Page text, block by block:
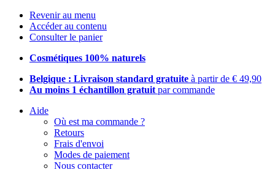
Revenir au menu
Accéder au contenu
Consulter le panier
Cosmétiques 100% naturels
Belgique : Livraison standard gratuite à partir de € 49,90
Au moins 1 échantillon gratuit par commande
Aide
Où est ma commande ?
Retours
Frais d'envoi
Modes de paiement
Nous contacter